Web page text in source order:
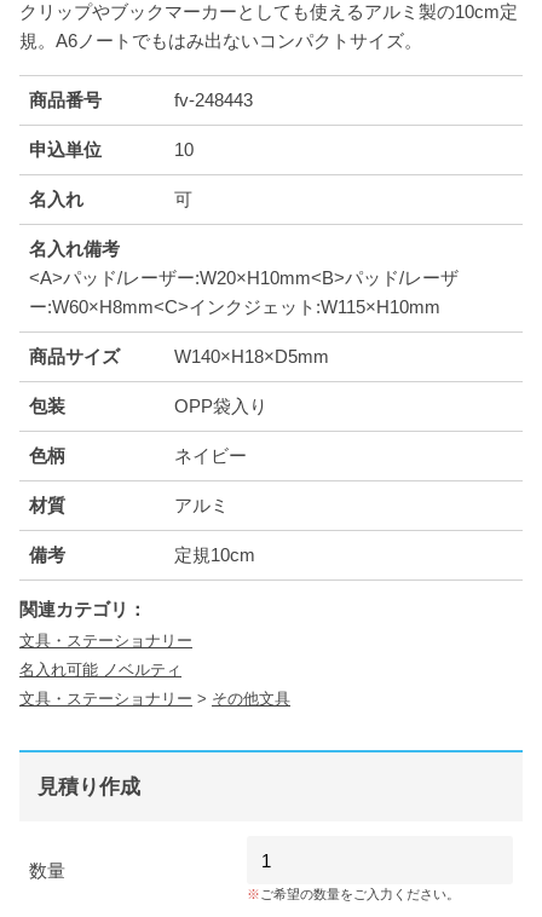
クリップやブックマーカーとしても使えるアルミ製の10cm定
規。A6ノートでもはみ出ないコンパクトサイズ。
商品番号 fv-248443
申込単位 10
名入れ 可
名入れ備考
<A>パッド/レーザー:W20×H10mm<B>パッド/レーザ
ー:W60×H8mm<C>インクジェット:W115×H10mm
商品サイズ W140×H18×D5mm
包装 OPP袋入り
色柄 ネイビー
材質 アルミ
備考 定規10cm
関連カテゴリ：
文具・ステーショナリー
名入れ可能 ノベルティ
文具・ステーショナリー > その他文具
見積り作成
数量
ご希望の数量をご入力ください。